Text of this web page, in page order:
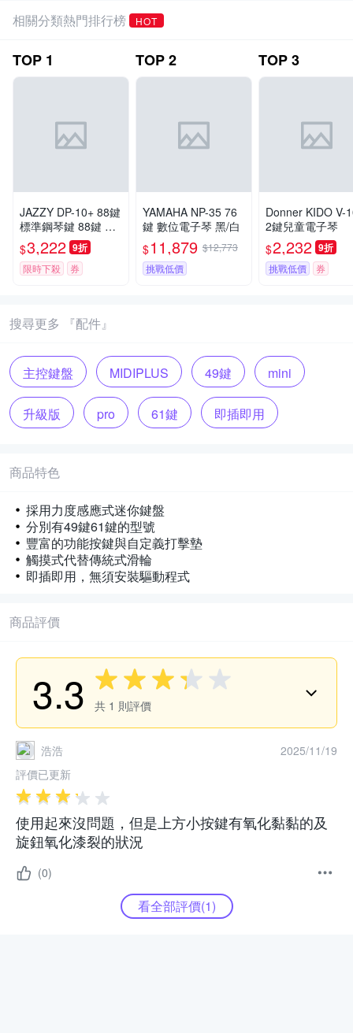
相關分類熱門排行榜 HOT
TOP 1
JAZZY DP-10+ 88鍵
標準鋼琴鍵 88鍵 折
疊琴 好攜帶
$3,222 9折
限時下殺 券
TOP2
YAMAHA NP-35 76
鍵 數位電子琴 黑/白
$11,879 $12,773
挑戰低價
TOP3
Donner KIDO V-
2鍵兒童電子琴
$2,232 9折
挑戰低價 券
搜尋更多 『配件』
主控鍵盤 MIDIPLUS 49鍵 mini
升級版 pro 61鍵 即插即用
商品特色
採用力度感應式迷你鍵盤
分別有49鍵61鍵的型號
豐富的功能按鍵與自定義打擊墊
觸摸式代替傳統式滑輪
即插即用，無須安裝驅動程式
商品評價
3.3 共 1 則評價
浩浩
2025/11/19
評價已更新
使用起來沒問題，但是上方小按鍵有氧化黏黏的及
旋鈕氧化漆裂的狀況
(0)
看全部評價(1)